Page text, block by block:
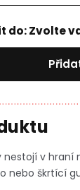
do:Zvolte
nestojí v hraní
nebo škrtící